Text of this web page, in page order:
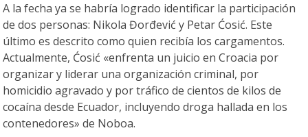
A la fecha ya se habría logrado identificar la participación
de dos personas: Nikola Đorđević y Petar Ćosić. Este
último es descrito como quien recibía los cargamentos.
Actualmente, Ćosić «enfrenta un juicio en Croacia por
organizar y liderar una organización criminal, por
homicidio agravado y por tráfico de cientos de kilos de
cocaína desde Ecuador, incluyendo droga hallada en los
contenedores» de Noboa.